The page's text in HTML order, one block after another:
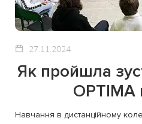
27.11.2024
Як пройшла
OPTIMA
Навчання в дистанційному